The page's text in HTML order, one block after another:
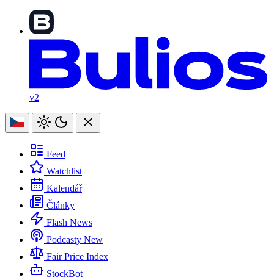
v2
Feed
Watchlist
Kalendář
Články
Flash News
Podcasty New
Fair Price Index
StockBot